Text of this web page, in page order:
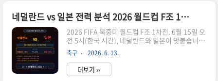
르는 남미 특유의 교묘하고 뛰어난 개인 기술과 강
력한 압박 능력을 겸비하고 있습니다. 반면 코트디
부아르는 아프리카 대륙 특유의 폭발적인 힘을 지
닌 뛰어난 선수들이 모여 있는 팀입니다. 남미의 실
용주의와 아프리카의 폭발적인 축구가 맞부딪히는
이번 경기, 냉정하게 분석해 드리겠습니다. 경기 기
본 정보이번 경기는..
네덜란드 vs 일본 전력 분석 2026 월드컵 F조 1차전 승부 예측과 관전 포인트
2026 FIFA 북중미 월드컵 F조 1차전. 6월 15일 오
전 5시(한국 시간), 네덜란드와 일본이 맞붙습니다.
이번 경기는 F조 최대 빅매치로 꼽히고 있습니다.
유럽의 강호 네덜란드와 아시아 최강 전력으로 평
가받는 일본이 조별리그 첫 경기부터 맞붙으면서
전 세계 축구팬들의 관심이 집중되고 있습니다. 단
축구 2026. 6. 13.
더보기 ››